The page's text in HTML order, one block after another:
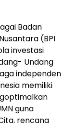
Badan
(BPI
investasi
Undang
independen
memiliki
guna
rencana